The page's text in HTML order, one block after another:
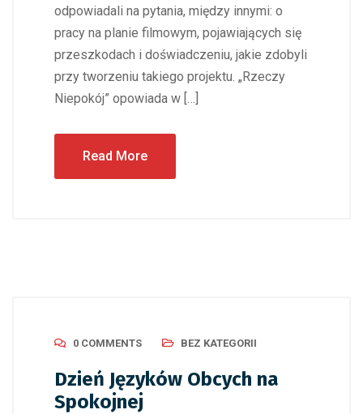
odpowiadali na pytania, między innymi: o
pracy na planie filmowym, pojawiających się
przeszkodach i doświadczeniu, jakie zdobyli
przy tworzeniu takiego projektu. „Rzeczy
Niepokój” opowiada w […]
Read More
0 COMMENTS BEZ KATEGORII
Dzień Języków Obcych na
Spokojnej